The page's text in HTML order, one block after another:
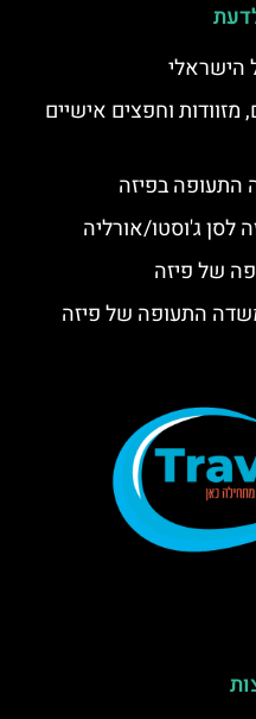
הישראלי
וחפצים אישיים
בפיזה
ג'וסטו/אורליה
של פיזה
התעופה של פיזה